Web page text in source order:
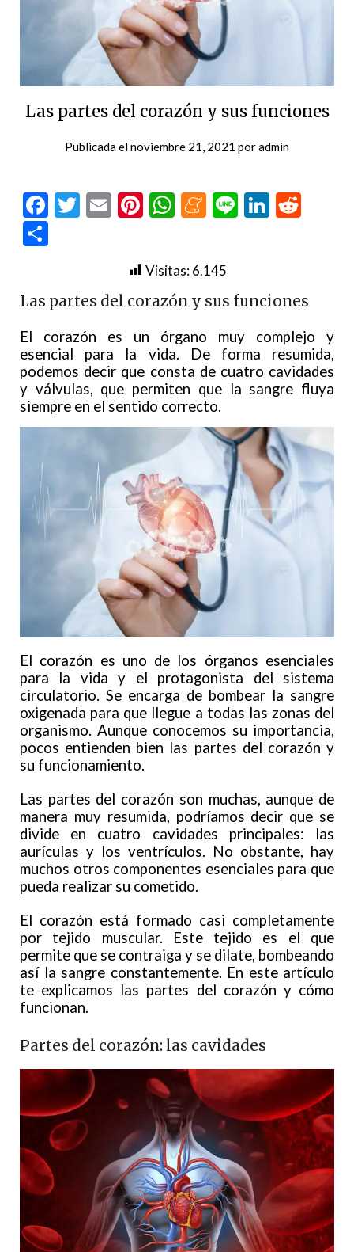
Las partes del corazón y sus funciones
Publicada elnoviembre 21, 2021 poradmin
Facebook
Twitter
EmailPinterest
WhatsApp
Meneame
Line
Visitas:6.145
Las partes del corazón y sus funciones
El corazón es un órgano muy complejo y
esencial para la vida. De forma resumida,
podemos decir que consta de cuatro cavidades
y válvulas, que permiten que la sangre fluya
siempre en el sentido correcto.
El corazón es uno de los órganos esenciales
para la vida y el protagonista del sistema
circulatorio. Se encarga de bombear la sangre
oxigenada para que llegue a todas las zonas del
organismo. Aunque conocemos su importancia,
pocos entienden bien las partes del corazón y
su funcionamiento.
Las partes del corazón son muchas, aunque de
manera muy resumida, podríamos decir que se
divide en cuatro cavidades principales: las
aurículas y los ventrículos. No obstante, hay
muchos otros componentes esenciales para que
pueda realizar su cometido.
El corazón está formado casi completamente
por tejido muscular. Este tejido es el que
permite que se contraiga y se dilate, bombeando
así la sangre constantemente. En este artículo
te explicamos las partes del corazón y cómo
funcionan.
Partes del corazón: las cavidades